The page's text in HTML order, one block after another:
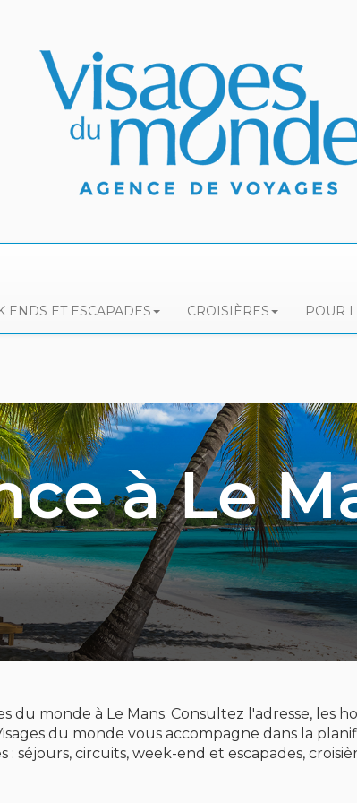
ENDS ET ESCAPADES CROISIÈRES POUR
à Le
du monde à Le Mans. Consultez l'adresse, les
du monde vous accompagne dans la
séjours, circuits, week-end et escapades,